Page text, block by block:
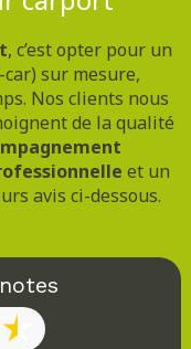
, c’est opter pour un
sur mesure,
Nos clients nous
de la qualité
et un
avis ci-dessous.
notes